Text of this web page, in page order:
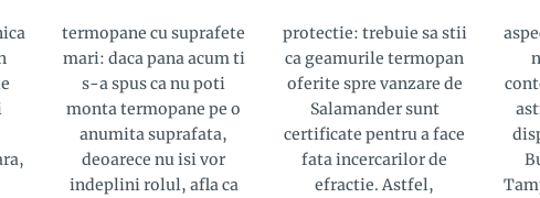
termopane cu suprafete
mari: daca pana acum ti
s-a spus ca nu poti
monta termopane pe o
anumita suprafata,
deoarece nu isi vor
indeplini rolul, afla ca
protectie: trebuie sa stii
ca geamurile termopan
oferite spre vanzare de
Salamander sunt
certificate pentru a face
fata incercarilor de
efractie. Astfel,